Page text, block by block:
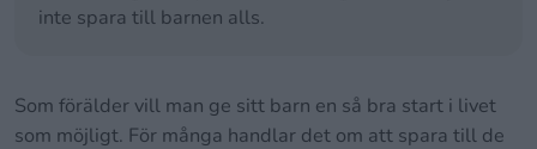
inte spara till barnen alls.
Som förälder vill man ge sitt barn en så bra start i livet
som möjligt. För många handlar det om att spara till de